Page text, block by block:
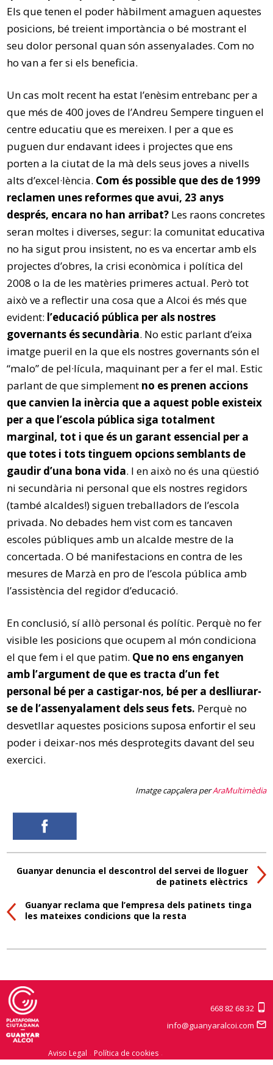
Els que tenen el poder hàbilment amaguen aquestes
posicions, bé treient importància o bé mostrant el
seu dolor personal quan són assenyalades. Com no
ho van a fer si els beneficia.
Un cas molt recent ha estat l’enèsim entrebanc per a
que més de 400 joves de l’Andreu Sempere tinguen el
centre educatiu que es mereixen. I per a que es
puguen dur endavant idees i projectes que ens
porten a la ciutat de la mà dels seus joves a nivells
alts d’excel·lència. Com és possible que des de 1999
reclamen unes reformes que avui, 23 anys
després, encara no han arribat? Les raons concretes
seran moltes i diverses, segur: la comunitat educativa
no ha sigut prou insistent, no es va encertar amb els
projectes d’obres, la crisi econòmica i política del
2008 o la de les matèries primeres actual. Però tot
això ve a reflectir una cosa que a Alcoi és més que
evident: l’educació pública per als nostres
governants és secundària. No estic parlant d’eixa
imatge pueril en la que els nostres governants són el
“malo” de pel·lícula, maquinant per a fer el mal. Estic
parlant de que simplement no es prenen accions
que canvien la inèrcia que a aquest poble existeix
per a que l’escola pública siga totalment
marginal, tot i que és un garant essencial per a
que totes i tots tinguem opcions semblants de
gaudir d’una bona vida. I en això no és una qüestió
ni secundària ni personal que els nostres regidors
(també alcaldes!) siguen treballadors de l’escola
privada. No debades hem vist com es tancaven
escoles públiques amb un alcalde mestre de la
concertada. O bé manifestacions en contra de les
mesures de Marzà en pro de l’escola pública amb
l’assistència del regidor d’educació.
En conclusió, sí allò personal és polític. Perquè no fer
visible les posicions que ocupem al món condiciona
el que fem i el que patim. Que no ens enganyen
amb l’argument de que es tracta d’un fet
personal bé per a castigar-nos, bé per a deslliurar-
se de l’assenyalament dels seus fets. Perquè no
desvetllar aquestes posicions suposa enfortir el seu
poder i deixar-nos més desprotegits davant del seu
exercici.
Imatge capçalera perAraMultimèdia
Guanyar denuncia el descontrol del servei de lloguer
de patinets elèctrics
Guanyar reclama que l’empresa dels patinets tinga
les mateixes condicions que la resta
Aviso Legal
Política de cookies
668 82 68 32
info@guanyaralcoi.com